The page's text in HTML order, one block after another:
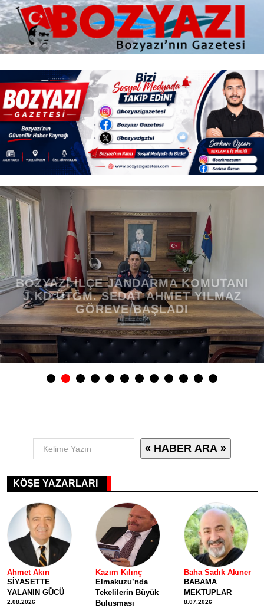
BOZYAZI İLÇE JANDARMA KOMUTANI
J.KD.ÜTĞM. SEDAT AHMET YILMAZ
GÖREVE BAŞLADI
KÖŞE YAZARLARI
Ahmet Akın
SİYASETTE
YALANIN GÜCÜ
2.08.2026
Kazım Kılınç
Elmakuzu’nda
Tekelilerin Büyük
Buluşması
Baha Sadık Akıner
BABAMA
MEKTUPLAR
8.07.2026